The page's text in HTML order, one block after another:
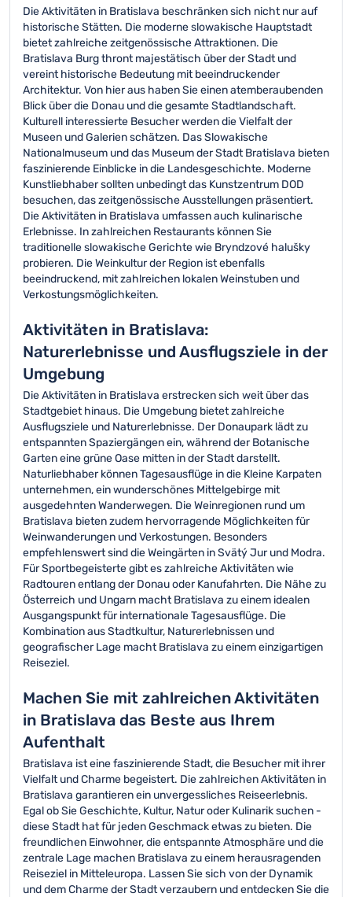
Die Aktivitäten in Bratislava beschränken sich nicht nur auf
historische Stätten. Die moderne slowakische Hauptstadt
bietet zahlreiche zeitgenössische Attraktionen. Die
Bratislava Burg thront majestätisch über der Stadt und
vereint historische Bedeutung mit beeindruckender
Architektur. Von hier aus haben Sie einen atemberaubenden
Blick über die Donau und die gesamte Stadtlandschaft.
Kulturell interessierte Besucher werden die Vielfalt der
Museen und Galerien schätzen. Das Slowakische
Nationalmuseum und das Museum der Stadt Bratislava bieten
faszinierende Einblicke in die Landesgeschichte. Moderne
Kunstliebhaber sollten unbedingt das Kunstzentrum DOD
besuchen, das zeitgenössische Ausstellungen präsentiert.
Die Aktivitäten in Bratislava umfassen auch kulinarische
Erlebnisse. In zahlreichen Restaurants können Sie
traditionelle slowakische Gerichte wie Bryndzové halušky
probieren. Die Weinkultur der Region ist ebenfalls
beeindruckend, mit zahlreichen lokalen Weinstuben und
Verkostungsmöglichkeiten.
Aktivitäten in Bratislava:
Naturerlebnisse und Ausflugsziele in der
Umgebung
Die Aktivitäten in Bratislava erstrecken sich weit über das
Stadtgebiet hinaus. Die Umgebung bietet zahlreiche
Ausflugsziele und Naturerlebnisse. Der Donaupark lädt zu
entspannten Spaziergängen ein, während der Botanische
Garten eine grüne Oase mitten in der Stadt darstellt.
Naturliebhaber können Tagesausflüge in die Kleine Karpaten
unternehmen, ein wunderschönes Mittelgebirge mit
ausgedehnten Wanderwegen. Die Weinregionen rund um
Bratislava bieten zudem hervorragende Möglichkeiten für
Weinwanderungen und Verkostungen. Besonders
empfehlenswert sind die Weingärten in Svätý Jur und Modra.
Für Sportbegeisterte gibt es zahlreiche Aktivitäten wie
Radtouren entlang der Donau oder Kanufahrten. Die Nähe zu
Österreich und Ungarn macht Bratislava zu einem idealen
Ausgangspunkt für internationale Tagesausflüge. Die
Kombination aus Stadtkultur, Naturerlebnissen und
geografischer Lage macht Bratislava zu einem einzigartigen
Reiseziel.
Machen Sie mit zahlreichen Aktivitäten
in Bratislava das Beste aus Ihrem
Aufenthalt
Bratislava ist eine faszinierende Stadt, die Besucher mit ihrer
Vielfalt und Charme begeistert. Die zahlreichen Aktivitäten in
Bratislava garantieren ein unvergessliches Reiseerlebnis.
Egal ob Sie Geschichte, Kultur, Natur oder Kulinarik suchen -
diese Stadt hat für jeden Geschmack etwas zu bieten. Die
freundlichen Einwohner, die entspannte Atmosphäre und die
zentrale Lage machen Bratislava zu einem herausragenden
Reiseziel in Mitteleuropa. Lassen Sie sich von der Dynamik
und dem Charme der Stadt verzaubern und entdecken Sie die